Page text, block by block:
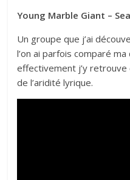
Young Marble Giant –
Un groupe que j’ai
l’on ai parfois comparé
effectivement j’y
de l’aridité lyrique.